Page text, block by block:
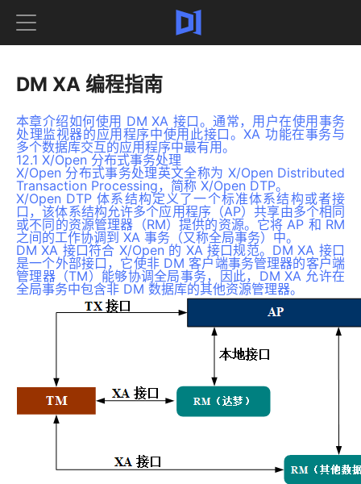
DM XA 编程指南
本章介绍如何使用 DM XA 接口。通常，用户在使用事务
处理监视器的应用程序中使用此接口。XA 功能在事务与
多个数据库交互的应用程序中最有用。
12.1 X/Open 分布式事务处理
X/Open 分布式事务处理英文全称为 X/Open Distributed
Transaction Processing，简称 X/Open DTP。
X/Open DTP 体系结构定义了一个标准体系结构或者接
口，该体系结构允许多个应用程序（AP）共享由多个相同
或不同的资源管理器（RM）提供的资源。它将 AP 和 RM
之间的工作协调到 XA 事务（又称全局事务）中。
DM XA 接口符合 X/Open 的 XA 接口规范。DM XA 接口
是一个外部接口，它使非 DM 客户端事务管理器的客户端
管理器（TM）能够协调全局事务，因此，DM XA 允许在
全局事务中包含非 DM 数据库的其他资源管理器。